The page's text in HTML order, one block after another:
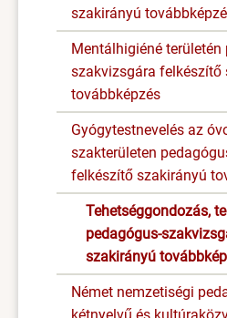
szakirányú
Mentálhigiéné területén
szakvizsgára felkészítő
továbbképzés
Gyógytestnevelés az
szakterületen
felkészítő szakirányú
Tehetséggondozás,
pedagógus-
szakirányú
Német nemzetiségi
kétnyelvű és